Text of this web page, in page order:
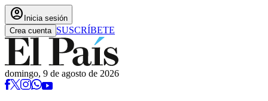
account_circle Inicia sesión
Crea cuenta SUSCRÍBETE
domingo, 9 de agosto de 2026